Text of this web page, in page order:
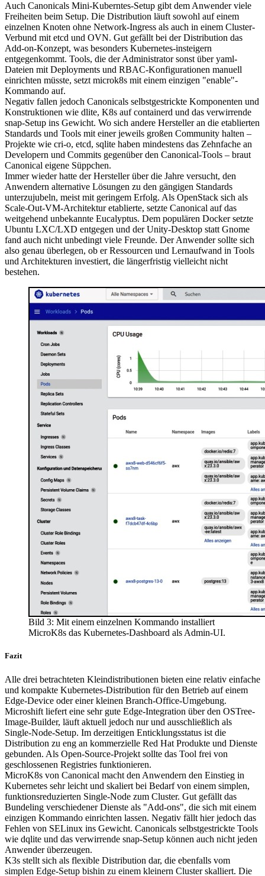
Auch Canonicals Mini-Kuberntes-Setup gibt dem Anwender viele
Freiheiten beim Setup. Die Distribution läuft sowohl auf einem
einzelnen Knoten ohne Network-Ingress als auch in einem Cluster-
Verbund mit etcd und OVN. Gut gefällt bei der Distribution das
Add-on-Konzept, was besonders Kubernetes-insteigern
entgegenkommt. Tools, die der Administrator sonst über yaml-
Dateien mit Deployments und RBAC-Konfigurationen manuell
einrichten müsste, setzt microk8s mit einem einzigen "enable"-
Kommando auf.
Negativ fallen jedoch Canonicals selbstgestrickte Komponenten und
Konstruktionen wie dlite, K8s auf containerd und das verwirrende
snap-Setup ins Gewicht. Wo sich andere Hersteller an die etablierten
Standards und Tools mit einer jeweils großen Community halten –
Projekte wie cri-o, etcd, sqlite haben mindestens das Zehnfache an
Developern und Commits gegenüber den Canonical-Tools – braut
Canonical eigene Süppchen.
Immer wieder hatte der Hersteller über die Jahre versucht, den
Anwendern alternative Lösungen zu den gängigen Standards
unterzujubeln, meist mit geringem Erfolg. Als OpenStack sich als
Scale-Out-VM-Architektur etablierte, setzte Canonical auf das
weitgehend unbekannte Eucalyptus. Dem populären Docker setzte
Ubuntu LXC/LXD entgegen und der Unity-Desktop statt Gnome
fand auch nicht unbedingt viele Freunde. Der Anwender sollte sich
also genau überlegen, ob er Ressourcen und Lernaufwand in Tools
und Architekturen investiert, die längerfristig vielleicht nicht
bestehen.
Bild 3: Mit einem einzelnen Kommando installiert
MicroK8s das Kubernetes-Dashboard als Admin-UI.
Fazit
Alle drei betrachteten Kleindistributionen bieten eine relativ einfache
und kompakte Kubernetes-Distribution für den Betrieb auf einem
Edge-Device oder einer kleinen Branch-Office-Umgebung.
Microshift liefert eine sehr gute Edge-Integration über den OSTree-
Image-Builder, läuft aktuell jedoch nur und ausschließlich als
Single-Node-Setup. Im derzeitigen Enticklungsstatus ist die
Distribution zu eng an kommerzielle Red Hat Produkte und Dienste
gebunden. Als Open-Source-Projekt sollte das Tool frei von
geschlossenen Registries funktionieren.
MicroK8s von Canonical macht den Anwendern den Einstieg in
Kubernetes sehr leicht und skaliert bei Bedarf von einem simplen,
funktionsreduzierten Single-Node zum Cluster. Gut gefällt das
Bundeling verschiedener Dienste als "Add-ons", die sich mit einem
einzigen Kommando einrichten lassen. Negativ fällt hier jedoch das
Fehlen von SELinux ins Gewicht. Canonicals selbstgestrickte Tools
wie dqlite und das verwirrende snap-Setup können auch nicht jeden
Anwender überzeugen.
K3s stellt sich als flexible Distribution dar, die ebenfalls vom
simplen Edge-Setup bishin zu einem kleinern Cluster skalliert. Die